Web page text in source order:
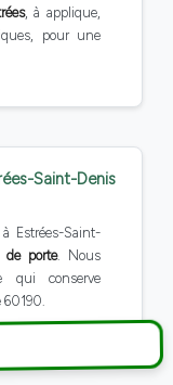
, à applique,
pour une
Saint-Denis
Estrées-Saint-
de porte. Nous
qui conserve
60190.